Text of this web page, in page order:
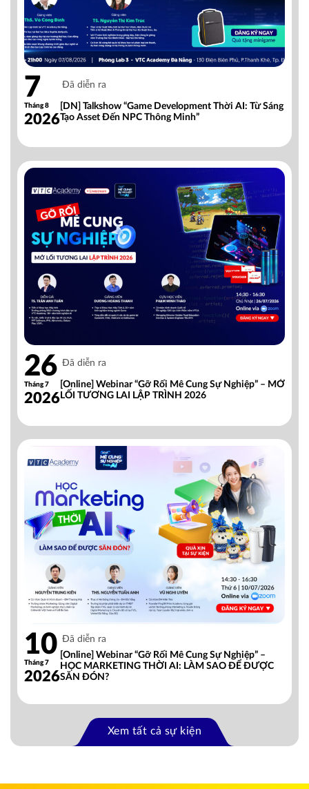
7
Tháng 8
2026
Đã diễn ra
[DN] Talkshow “Game Development Thời AI: Từ Sáng
Tạo Asset Đến NPC Thông Minh”
26
Tháng 7
2026
Đã diễn ra
[Online] Webinar “Gỡ Rối Mê Cung Sự Nghiệp” – MỞ
LỐI TƯƠNG LAI LẬP TRÌNH 2026
10
Tháng 7
2026
Đã diễn ra
[Online] Webinar “Gỡ Rối Mê Cung Sự Nghiệp” –
HỌC MARKETING THỜI AI: LÀM SAO ĐỂ ĐƯỢC
SĂN ĐÓN?
Xem tất cả sự kiện